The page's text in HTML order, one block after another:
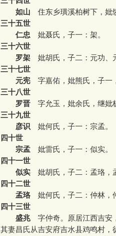
如山 住东乡璜溪柏树下，妣
三十五世
仁忠 妣聂氏，子一：架。
三十六世
罗架 妣胡氏，子二：元功、
三十七世
元宪 字嘉佑，妣熊氏，子一
三十八世
罗晋 字允玉，妣余氏，继妣
三十九世
彦识 妣何氏，子一：宗孟。
四十世
宗孟 妣雷氏，子一：似实。
四十一世
似实 妣胡氏，子二：孟珞，
四十二世
孟珞妣何氏，子二：仲林，
四十三世
盛兆字仲奇。原居江西吉安
其妻昌氏从吉安府吉水县鸡鸣村